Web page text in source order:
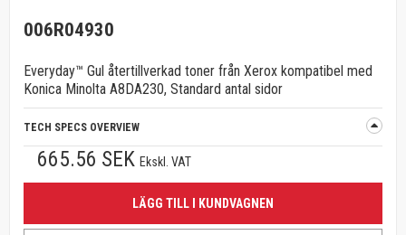
006R04930
Everyday™ Gul återtillverkad toner från Xerox kompatibel med
Konica Minolta A8DA230, Standard antal sidor
TECH SPECS OVERVIEW
665.56 SEK Ekskl. VAT
LÄGG TILL I KUNDVAGNEN